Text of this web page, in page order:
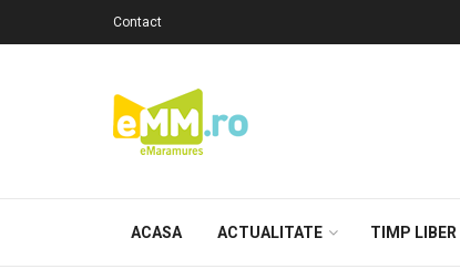
Contact
ACASA ACTUALITATE TIMP LIBER